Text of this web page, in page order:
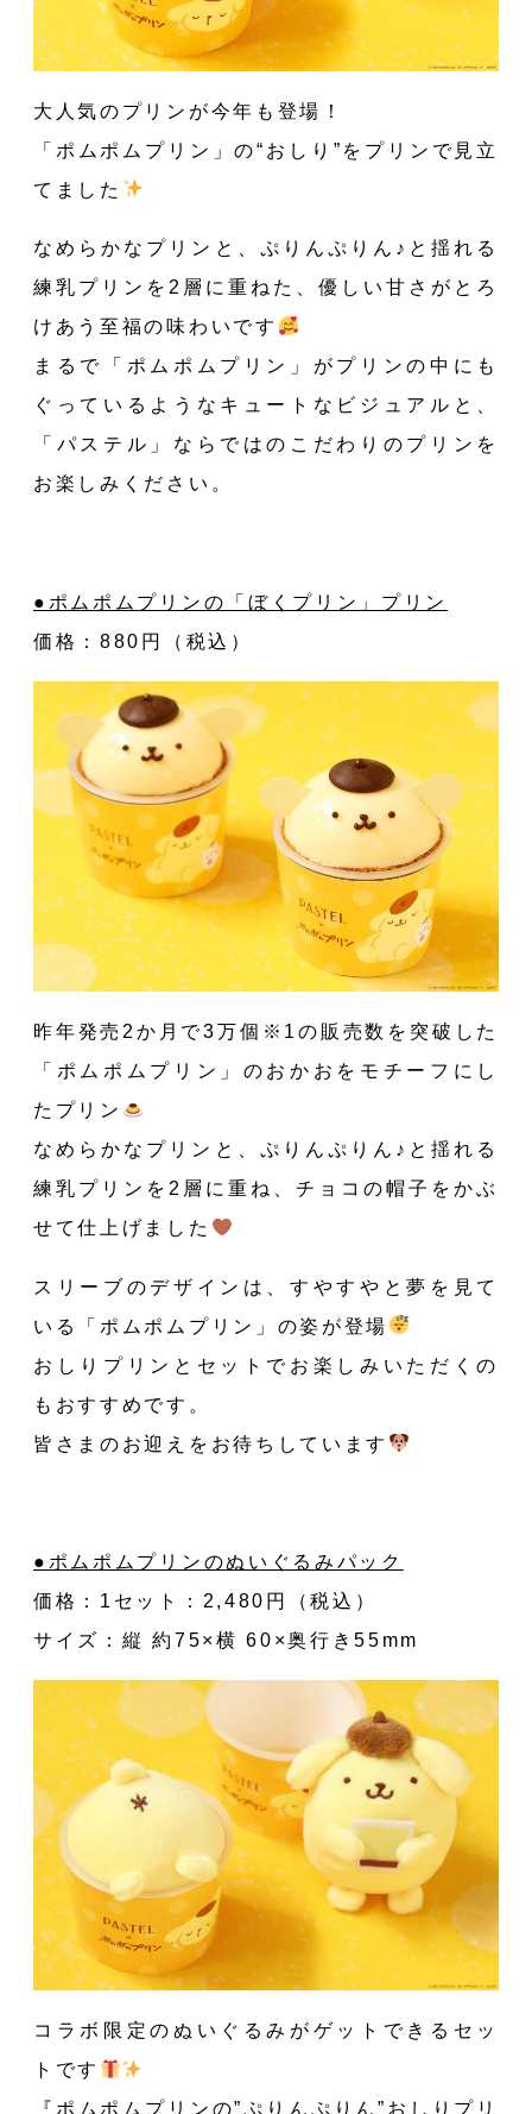
大人気のプリンが今年も登場！
「ポムポムプリン」の“おしり”をプリンで見立
てました
なめらかなプリンと、ぷりんぷりん♪と揺れる
練乳プリンを2層に重ねた、優しい甘さがとろ
けあう至福の味わいです
まるで「ポムポムプリン」がプリンの中にも
ぐっているようなキュートなビジュアルと、
「パステル」ならではのこだわりのプリンを
お楽しみください。
●ポムポムプリンの「ぼくプリン」プリン
価格：880円（税込）
昨年発売2か月で3万個※1の販売数を突破した
「ポムポムプリン」のおかおをモチーフにし
たプリン
なめらかなプリンと、ぷりんぷりん♪と揺れる
練乳プリンを2層に重ね、チョコの帽子をかぶ
せて仕上げました
スリーブのデザインは、すやすやと夢を見て
いる「ポムポムプリン」の姿が登場
おしりプリンとセットでお楽しみいただくの
もおすすめです。
皆さまのお迎えをお待ちしています
●ポムポムプリンのぬいぐるみパック
価格：1セット：2,480円（税込）
サイズ：縦 約75×横 60×奥行き55mm
コラボ限定のぬいぐるみがゲットできるセッ
トです
『ポムポムプリンの”ぷりんぷりん”おしりプリ